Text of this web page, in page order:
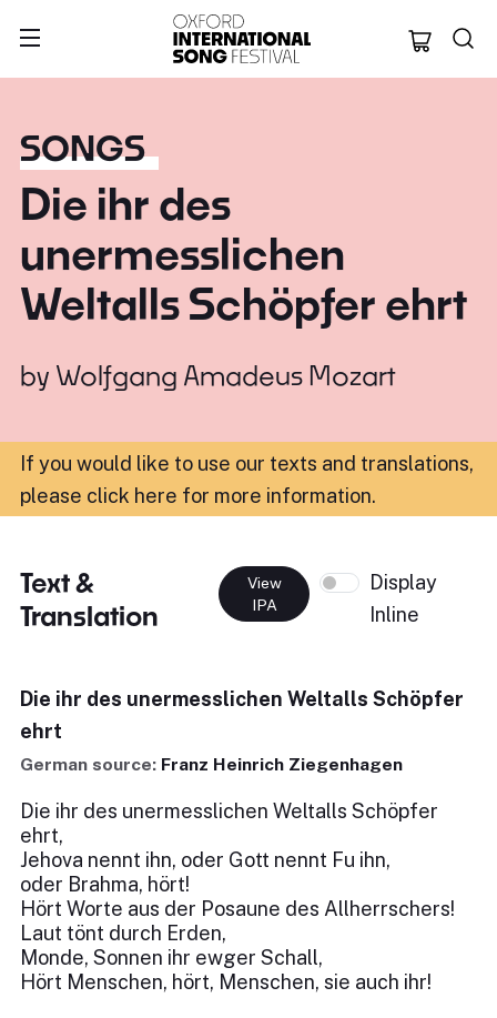
Oxford
SONGS
Die ihr des
unermesslichen
Weltalls Schöpfer ehrt
by Wolfgang Amadeus Mozart
If you would like to use our texts and translations,
please click here for more information.
Text &
Translation
View
IPA
Display
Inline
Die ihr des unermesslichen Weltalls Schöpfer
ehrt
German source: Franz Heinrich Ziegenhagen
Die ihr des unermesslichen Weltalls Schöpfer
ehrt,
Jehova nennt ihn, oder Gott nennt Fu ihn,
oder Brahma, hört!
Hört Worte aus der Posaune des Allherrschers!
Laut tönt durch Erden,
Monde, Sonnen ihr ewger Schall,
Hört Menschen, hört, Menschen, sie auch ihr!